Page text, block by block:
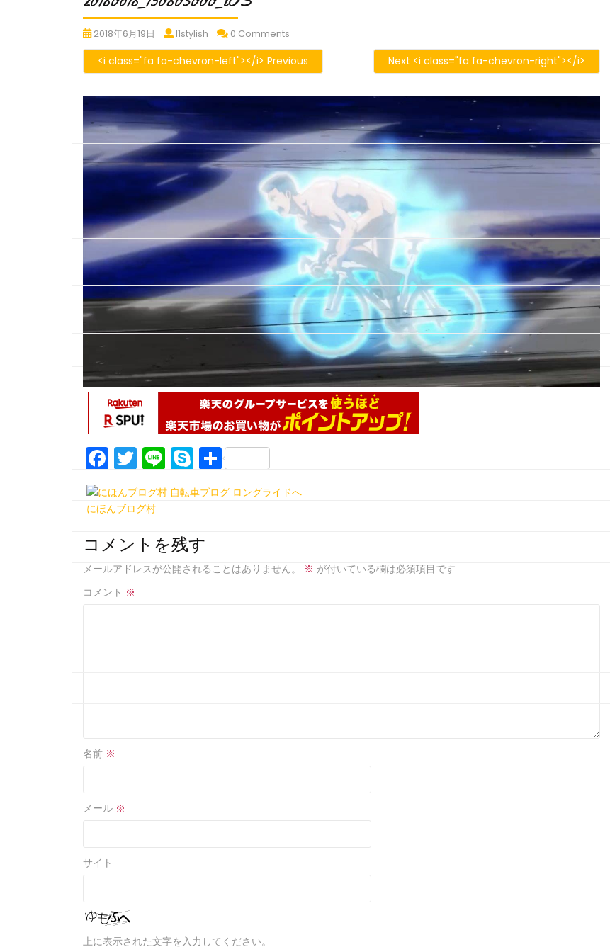
2018年6月19日 20180618_150803000_iOS
l1stylish 20180618_150803000_iOS
0 Comments
<i class="fa fa-chevron-left"></i> Previous Next <i class="fa fa-chevron-right"></i>
F
a
c
b
o
o
T
w
itt
Li
n
e
S
k
y
e
共
有
にほんブログ村
コメントを残す
メールアドレスが公開されることはありません。 ※ が付いている欄は必須項目です
コメント ※
名前 ※
メール ※
サイト
上に表示された文字を入力してください。